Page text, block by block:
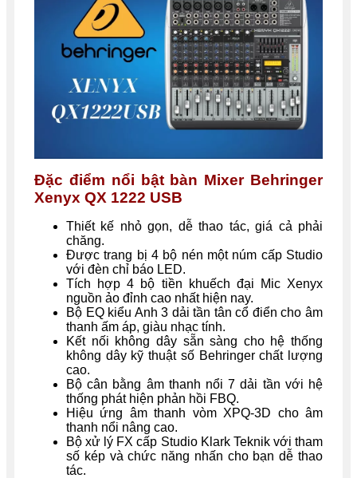
Đặc điểm nổi bật bàn Mixer Behringer
Xenyx QX 1222 USB
Thiết kế nhỏ gọn, dễ thao tác, giá cả phải
chăng.
Được trang bị 4 bộ nén một núm cấp Studio
với đèn chỉ báo LED.
Tích hợp 4 bộ tiền khuếch đại Mic Xenyx
nguồn ảo đỉnh cao nhất hiện nay.
Bộ EQ kiểu Anh 3 dải tần tân cổ điển cho âm
thanh ấm áp, giàu nhạc tính.
Kết nối không dây sẵn sàng cho hệ thống
không dây kỹ thuật số Behringer chất lượng
cao.
Bộ cân bằng âm thanh nổi 7 dải tần với hệ
thống phát hiện phản hồi FBQ.
Hiệu ứng âm thanh vòm XPQ-3D cho âm
thanh nổi nâng cao.
Bộ xử lý FX cấp Studio Klark Teknik với tham
số kép và chức năng nhấn cho bạn dễ thao
tác.